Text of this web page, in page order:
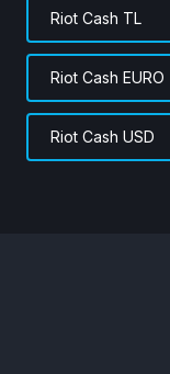
Riot Cash TL
Riot Cash EURO
Riot Cash USD